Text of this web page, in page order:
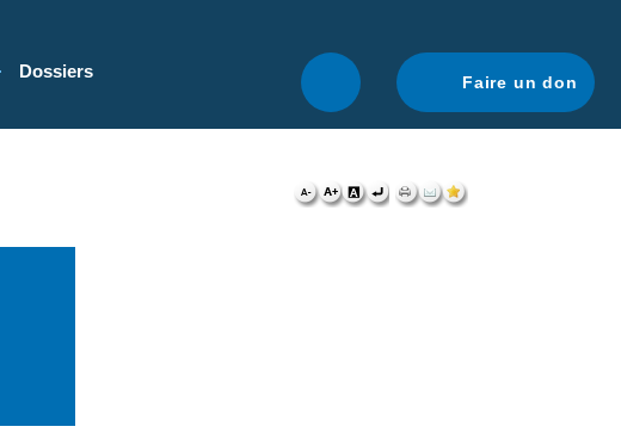
proposer une navigation optimale.
Dossiers
Faire un don